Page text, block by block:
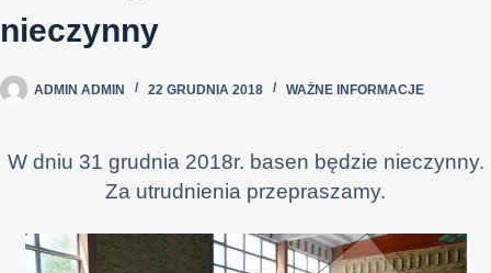
nieczynny
ADMIN ADMIN 22 GRUDNIA 2018 WAŻNE INFORMACJE
W dniu 31 grudnia 2018r. basen będzie nieczynny.
Za utrudnienia przepraszamy.